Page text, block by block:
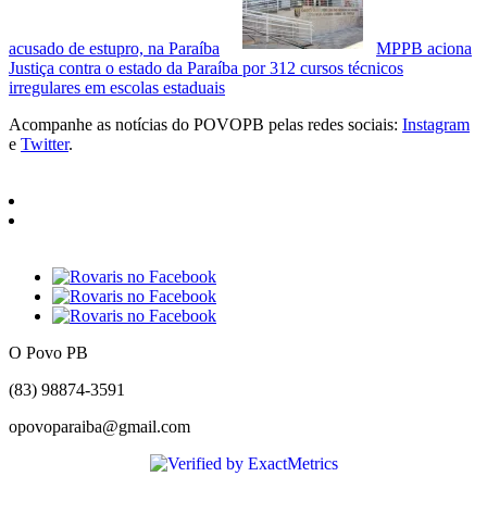
acusado de estupro, na Paraíba
MPPB aciona
Justiça contra o estado da Paraíba por 312 cursos técnicos
irregulares em escolas estaduais
Acompanhe as notícias do POVOPB pelas redes sociais: Instagram
e Twitter.
O Povo PB
(83) 98874-3591
opovoparaiba@gmail.com